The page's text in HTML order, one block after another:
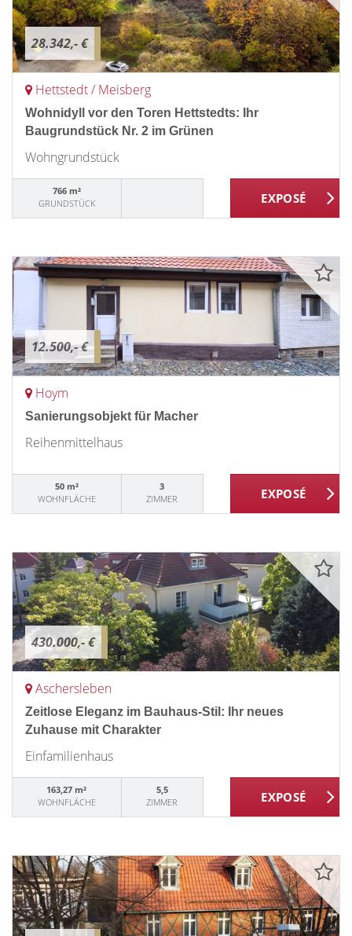
28.342,- €
Hettstedt / Meisberg
Wohnidyll vor den Toren Hettstedts: Ihr
Baugrundstück Nr. 2 im Grünen
Wohngrundstück
766 m²
GRUNDSTÜCK
12.500,- €
Hoym
Sanierungsobjekt für Macher
Reihenmittelhaus
50 m²
WOHNFLÄCHE
3
ZIMMER
430.000,- €
Aschersleben
Zeitlose Eleganz im Bauhaus-Stil: Ihr neues
Zuhause mit Charakter
Einfamilienhaus
163,27 m²
WOHNFLÄCHE
5,5
ZIMMER